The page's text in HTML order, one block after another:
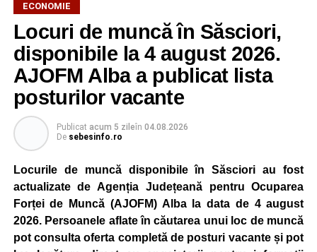
Potrivit unui comunicat al companiei, măsura va fi aplicată
gradual, în funcție de necesitățile sistemului energetic.
Reprezentanții Kronospan precizează că evoluția situației
este monitorizată permanent, iar activitatea va reveni la
capacitate normală imediat ce condițiile vor permite.
Compania dă asigurări că oprirea temporară a unor linii
de producție nu va afecta livrările către clienți.
Kronospan se numără printre cei mai mari consumatori de
energie electrică din România. O parte din necesarul
energetic este acoperită prin producția proprie de energie,
realizată cu ajutorul panourilor fotovoltaice și al unităților
de cogenerare.
Reprezentanții companiei afirmă că vor continua
ECONOMIE
Locuri de muncă în Săsciori,
disponibile la 4 august 2026.
AJOFM Alba a publicat lista
posturilor vacante
Publicat acum 5 zileîn 04.08.2026
De sebesinfo.ro
Locurile de muncă disponibile în Săsciori au fost
actualizate de Agenția Județeană pentru Ocuparea
Forței de Muncă (AJOFM) Alba la data de 4 august
2026. Persoanele aflate în căutarea unui loc de muncă
pot consulta oferta completă de posturi vacante și pot